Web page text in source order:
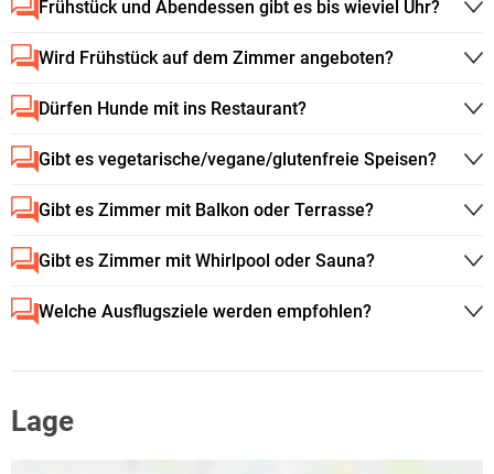
Frühstück und Abendessen gibt es bis wieviel Uhr?
Wird Frühstück auf dem Zimmer angeboten?
Dürfen Hunde mit ins Restaurant?
Gibt es vegetarische/vegane/glutenfreie Speisen?
Gibt es Zimmer mit Balkon oder Terrasse?
Gibt es Zimmer mit Whirlpool oder Sauna?
Welche Ausflugsziele werden empfohlen?
Lage